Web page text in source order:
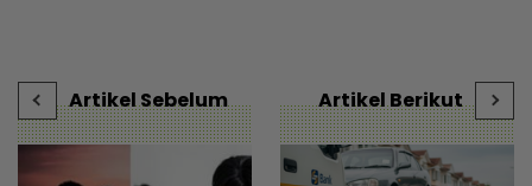
Artikel Sebelum
Artikel Berikut